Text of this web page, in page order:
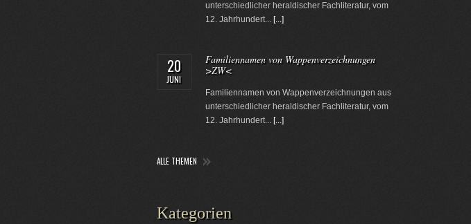
unterschiedlicher heraldischer Fachliteratur, vom
12. Jahrhundert... [...]
20
JUNI
Familiennamen von Wappenverzeichnungen
>ZW<
Familiennamen von Wappenverzeichnungen aus
unterschiedlicher heraldischer Fachliteratur, vom
12. Jahrhundert... [...]
ALLE THEMEN
Kategorien